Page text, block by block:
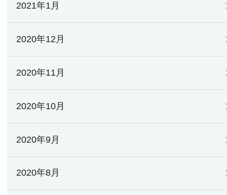
2021年1月
2020年12月
2020年11月
2020年10月
2020年9月
2020年8月